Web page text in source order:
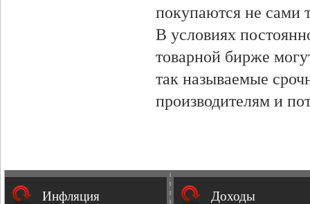
покупаются не сами
В условиях
товарной бирже
так называемые
производителям и
Инфляция Доходы